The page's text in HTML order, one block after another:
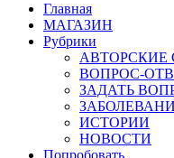
Главная
МАГАЗИН
Рубрики
АВТОРСКИЕ
ВОПРОС-
ЗАДАТЬ
ИСТОРИИ
НОВОСТИ
Попробовать